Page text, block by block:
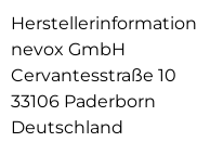
Herstellerinformation
nevox GmbH
Cervantesstraße 10
33106 Paderborn
Deutschland